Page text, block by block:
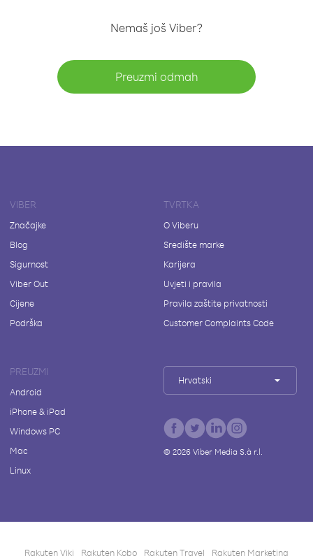
Nemaš još Viber?
Preuzmi odmah
VIBER
Značajke
Blog
Sigurnost
Viber Out
Cijene
Podrška
TVRTKA
O Viberu
Središte marke
Karijera
Uvjeti i pravila
Pravila zaštite privatnosti
Customer Complaints Code
PREUZMI
Android
iPhone & iPad
Windows PC
Mac
Linux
Hrvatski
© 2026Viber Media S.à r.l.
Rakuten Viki Rakuten Kobo Rakuten Travel Rakuten Marketing